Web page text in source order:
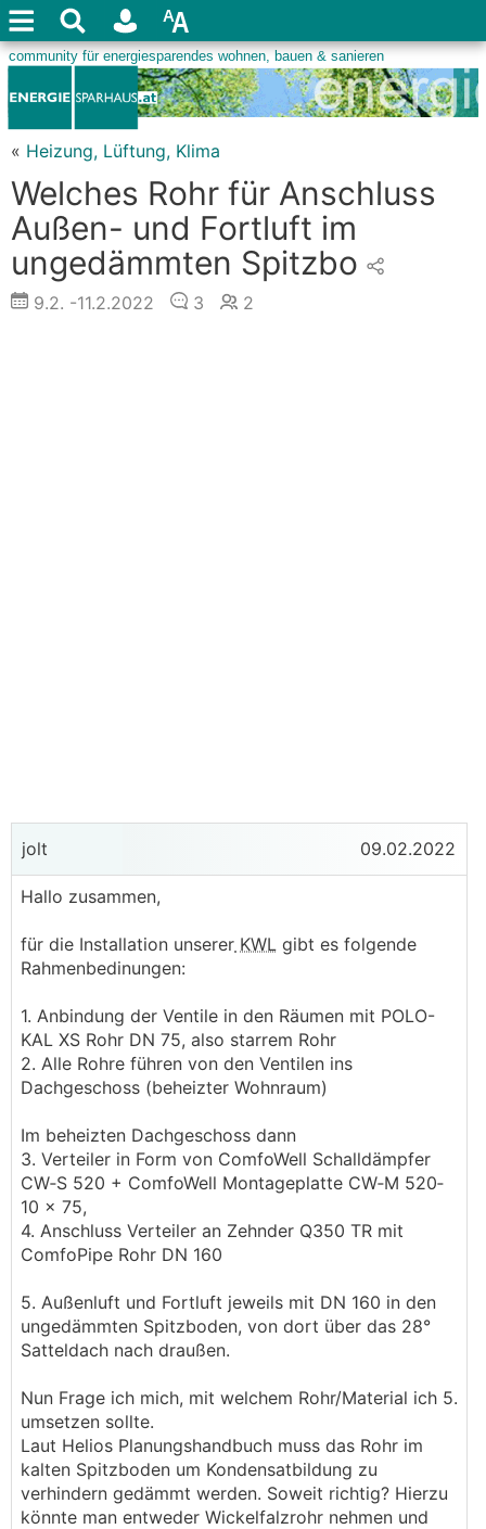
« Heizung, Lüftung, Klima
Welches Rohr für Anschluss
Außen- und Fortluft im
ungedämmten Spitzbo
9.2. -11.2.2022 3 2
jolt 09.02.2022
Hallo zusammen,
für die Installation unserer KWL gibt es folgende
Rahmenbedinungen:
1. Anbindung der Ventile in den Räumen mit POLO-
KAL XS Rohr DN 75, also starrem Rohr
2. Alle Rohre führen von den Ventilen ins
Dachgeschoss (beheizter Wohnraum)
Im beheizten Dachgeschoss dann
3. Verteiler in Form von ComfoWell Schalldämpfer
CW‐S 520 + ComfoWell Montageplatte CW‐M 520‐
10 x 75,
4. Anschluss Verteiler an Zehnder Q350 TR mit
ComfoPipe Rohr DN 160
5. Außenluft und Fortluft jeweils mit DN 160 in den
ungedämmten Spitzboden, von dort über das 28°
Satteldach nach draußen.
Nun Frage ich mich, mit welchem Rohr/Material ich 5.
umsetzen sollte.
Laut Helios Planungshandbuch muss das Rohr im
kalten Spitzboden um Kondensatbildung zu
verhindern gedämmt werden. Soweit richtig? Hierzu
könnte man entweder Wickelfalzrohr nehmen und